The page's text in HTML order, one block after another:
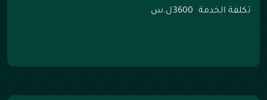
تكلفة الخدمة 3600ل.س